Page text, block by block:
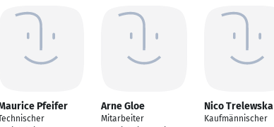
Pfeifer Arne Gloe
Mitarbeiter
Nico Trelewska
Kaufmännischer